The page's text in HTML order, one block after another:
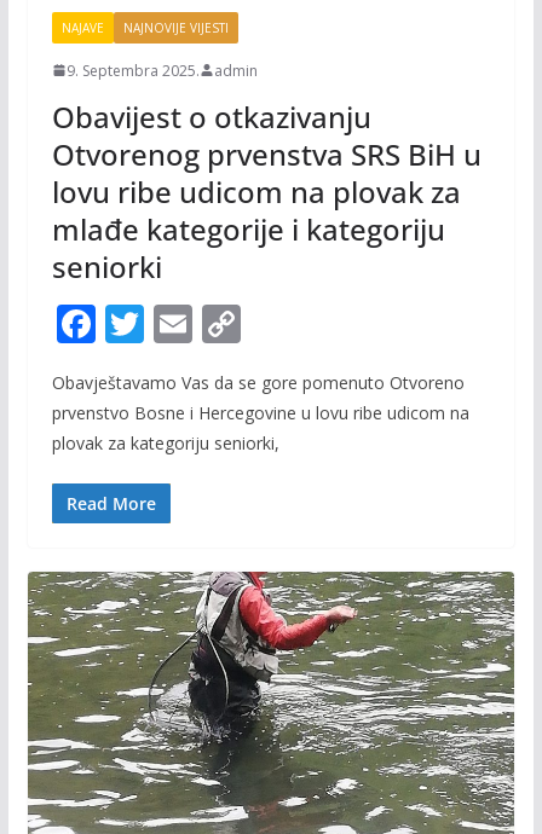
NAJAVE NAJNOVIJE VIJESTI
9. Septembra 2025. admin
Obavijest o otkazivanju
Otvorenog prvenstva SRS BiH u
lovu ribe udicom na plovak za
mlađe kategorije i kategoriju
seniorki
F
ac
e
b
o
o
T
itt
er
E
m
ai
l
C
p
y
Obavještavamo Vas da se gore pomenuto Otvoreno
prvenstvo Bosne i Hercegovine u lovu ribe udicom na
plovak za kategoriju seniorki,
Read More